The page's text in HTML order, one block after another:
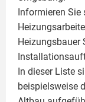
Informieren Sie
Heizungsbauer
In dieser Liste
beispielsweise